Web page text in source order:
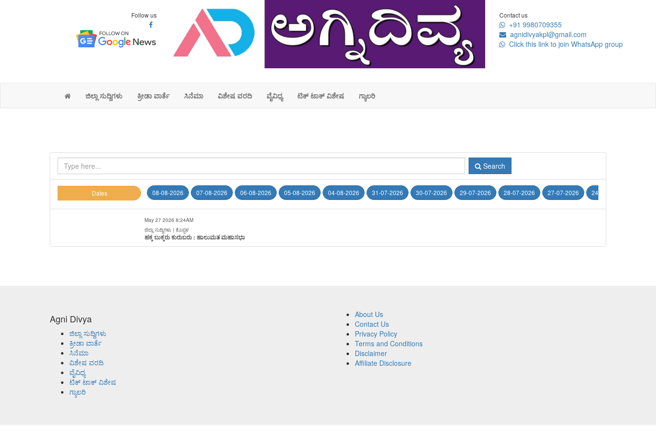
Follow us Contact us
+91 9980709355
agnidivyakpl@gmail.com
Click this link to join WhatsApp group
ಜಿಲ್ಲಾ ಸುದ್ದಿಗಳು ಕ್ರೀಡಾ ವಾರ್ತೆ ಸಿನೆಮಾ ವಿಶೇಷ ವರದಿ ವೈವಿಧ್ಯ ಟಿಕ್ ಟಾಕ್ ವಿಶೇಷ ಗ್ಯಾಲರಿ
Search
Dates 08-08-2026 07-08-2026 06-08-2026 05-08-2026 04-08-2026 31-07-2026 30-07-2026 29-07-2026 28-07-2026 27-07-2026 24-07-2026
May 27 2026 8:24AM
ಜಿಲ್ಲಾ ಸುದ್ದಿಗಳು | ಕೊಪ್ಪಳ
ಹಕ್ಕ ಬುಕ್ಕರು ಕುರುಬರು : ಹಾಲುಮತ ಮಹಾಸಭಾ
Agni Divya
ಜಿಲ್ಲಾ ಸುದ್ದಿಗಳು
ಕ್ರೀಡಾ ವಾರ್ತೆ
ಸಿನೆಮಾ
ವಿಶೇಷ ವರದಿ
ವೈವಿಧ್ಯ
ಟಿಕ್ ಟಾಕ್ ವಿಶೇಷ
ಗ್ಯಾಲರಿ
About Us
Contact Us
Privacy Policy
Terms and Conditions
Disclaimer
Affiliate Disclosure